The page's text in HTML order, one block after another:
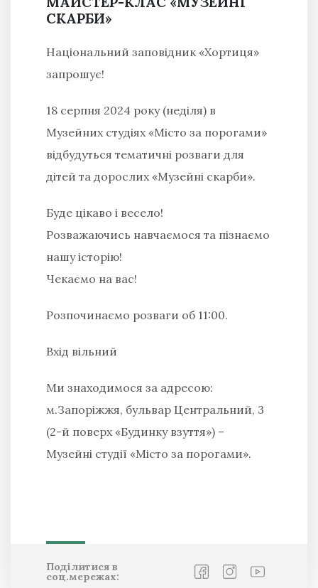
СКАРБИ»
Національний заповідник «Хортиця»
запрошує!
18 серпня 2024 року (неділя) в
Музейних студіях «Місто за порогами»
відбудуться тематичні розваги для
дітей та дорослих «Музейні скарби».
Буде цікаво і весело!
Розважаючись навчаємося та пізнаємо
нашу історію!
Чекаємо на вас!
Розпочинаємо розваги об 11:00.
Вхід вільний
Ми знаходимося за адресою:
м.Запоріжжя, бульвар Центральний, 3
(2-й поверх «Будинку взуття») –
Музейні студії «Місто за порогами».
Поділитися в
соц.мережах: